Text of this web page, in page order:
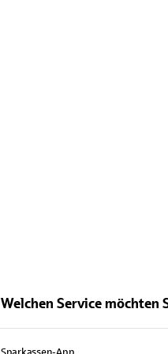
Welchen Service möchten